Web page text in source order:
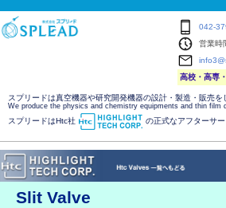
042-
営業
高校・高専
スプリードは真空機器や研究開発機器の設計・製造・販売を
We produce the physics and chemistry equipments and thin film
スプリードはHtc社 の正式なアフターサ
Slit Valve